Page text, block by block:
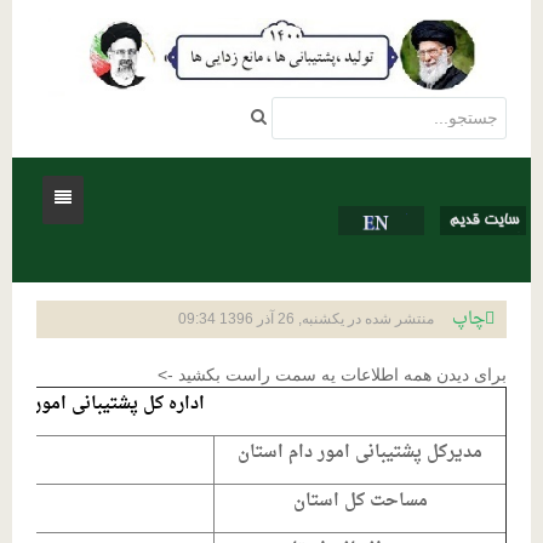
خانه
اساسنامه شرکت
نمایندگی استانها
تشکیلات صنفی و صنایع جنبی
تشکیلات صنفی
دستورالعمل ها و استاندارها
مناقصات و مزایدات
مناقصات
منتشر شده در یکشنبه, 26 آذر 1396 09:34 چاپ
برای دیدن همه اطلاعات یه سمت راست بکشید ->
اداره کل پشتیبانی امور
مدیرکل پشتیبانی امور دام استان
مساحت کل استان